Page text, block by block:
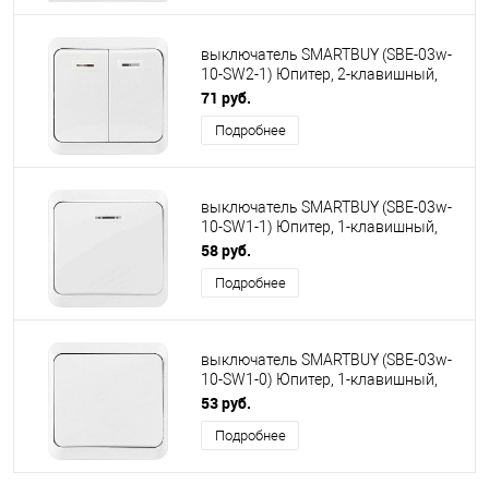
выключатель SMARTBUY (SBE-03w-
10-SW2-1) Юпитер, 2-клавишный,
белый
71 руб.
Подробнее
выключатель SMARTBUY (SBE-03w-
10-SW1-1) Юпитер, 1-клавишный,
белый
58 руб.
Подробнее
выключатель SMARTBUY (SBE-03w-
10-SW1-0) Юпитер, 1-клавишный,
белый
53 руб.
Подробнее